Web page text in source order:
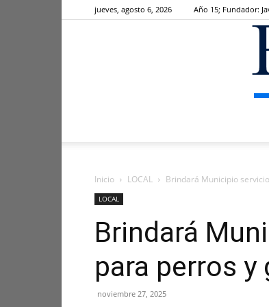
jueves, agosto 6, 2026 Año 15; Fundador:
Inicio LOCAL Brindará Municipio
LOCAL
Brindará
para perros
noviembre 27, 2025